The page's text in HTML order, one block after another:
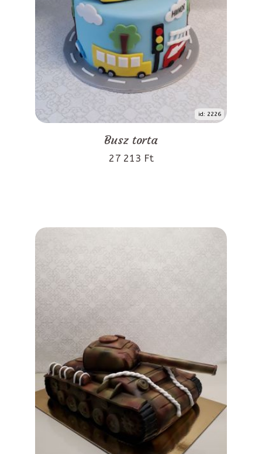
id: 2226
Busz torta
27 213 Ft